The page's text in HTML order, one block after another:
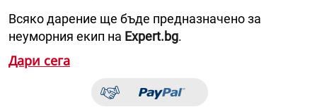
Всяко дарение ще бъде предназначено за
неуморния екип на Expert.bg.
Дари сега